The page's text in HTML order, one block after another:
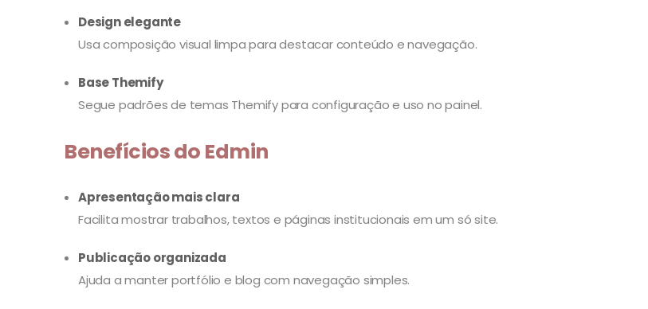
Design elegante
Usa composição visual limpa para destacar conteúdo e navegação.
Base Themify
Segue padrões de temas Themify para configuração e uso no painel.
Benefícios do Edmin
Apresentação mais clara
Facilita mostrar trabalhos, textos e páginas institucionais em um só site.
Publicação organizada
Ajuda a manter portfólio e blog com navegação simples.